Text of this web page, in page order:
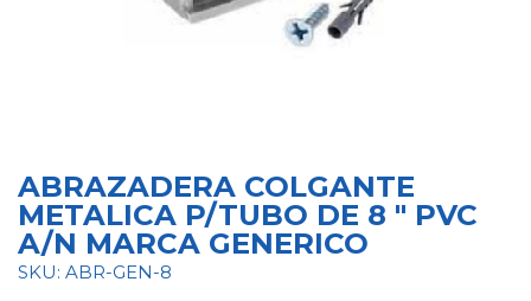
ABRAZADERA COLGANTE
METALICA P/TUBO DE 8 " PVC
A/N MARCA GENERICO
SKU: ABR-GEN-8